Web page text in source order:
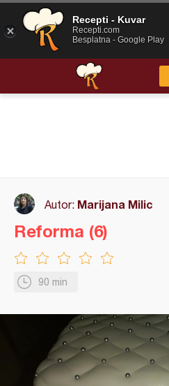
Autor: Marijana Milic
90 min
Reforma (6)
Recepti - Kuvar
Recepti.com
Besplatna - Google Play